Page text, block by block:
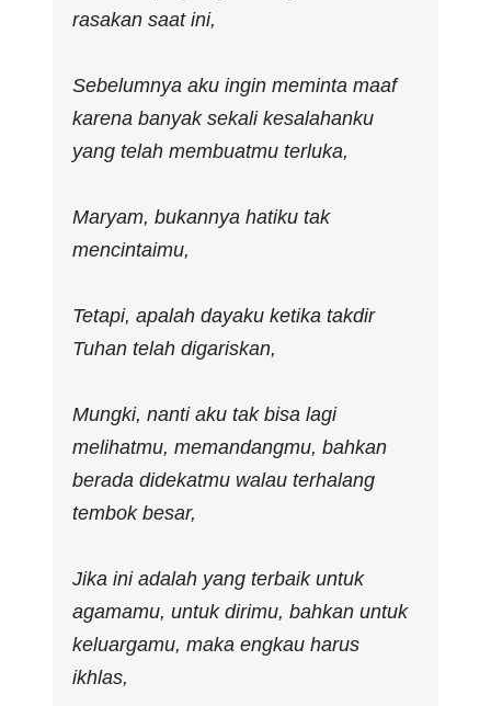
rasakan saat ini,
Sebelumnya aku ingin meminta maaf
karena banyak sekali kesalahanku
yang telah membuatmu terluka,
Maryam, bukannya hatiku tak
mencintaimu,
Tetapi, apalah dayaku ketika takdir
Tuhan telah digariskan,
Mungki, nanti aku tak bisa lagi
melihatmu, memandangmu, bahkan
berada didekatmu walau terhalang
tembok besar,
Jika ini adalah yang terbaik untuk
agamamu, untuk dirimu, bahkan untuk
keluargamu, maka engkau harus
ikhlas,